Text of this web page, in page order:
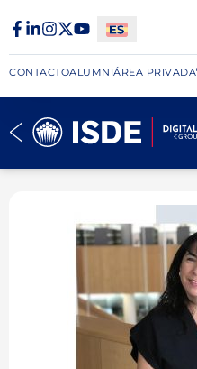
CONTACTOALUMNIÁREA PRIVADA​